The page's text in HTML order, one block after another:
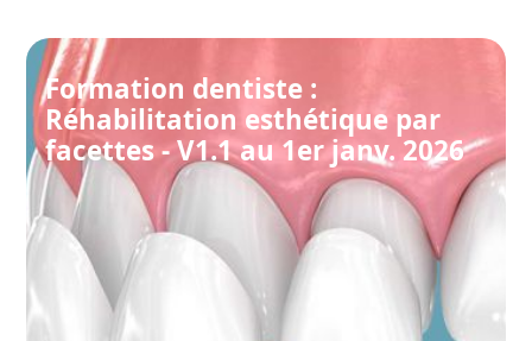
Formation dentiste :
Réhabilitation esthétique par
facettes - V1.1 au 1er janv. 2026